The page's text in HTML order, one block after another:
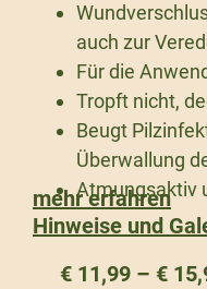
auch zur
Für die
Tropft nicht,
Beugt
Überwallung
Atmungsaktiv
mehr erfahren
Hinweise und
€ 11,99 – €